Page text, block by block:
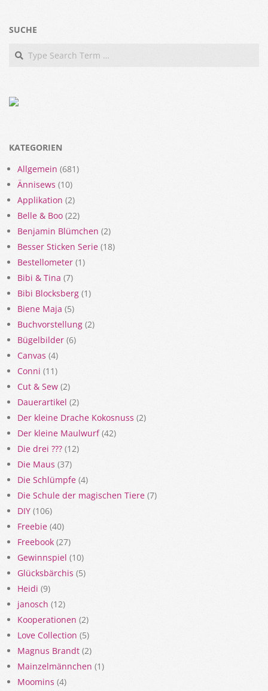
SUCHE
Search
KATEGORIEN
Allgemein (681)
Ännisews (10)
Applikation (2)
Belle & Boo (22)
Benjamin Blümchen (2)
Besser Sticken Serie (18)
Bestellometer (1)
Bibi & Tina (7)
Bibi Blocksberg (1)
Biene Maja (5)
Buchvorstellung (2)
Bügelbilder (6)
Canvas (4)
Conni (11)
Cut & Sew (2)
Dauerartikel (2)
Der kleine Drache Kokosnuss (2)
Der kleine Maulwurf(42)
Die drei ??? (12)
Die Maus (37)
Die Schlümpfe (4)
Die Schule der magischen Tiere (7)
DIY (106)
Freebie (40)
Freebook (27)
Gewinnspiel (10)
Glücksbärchis (5)
Heidi (9)
janosch (12)
Kooperationen (2)
Love Collection (5)
Magnus Brandt (2)
Mainzelmännchen (1)
Moomins (4)